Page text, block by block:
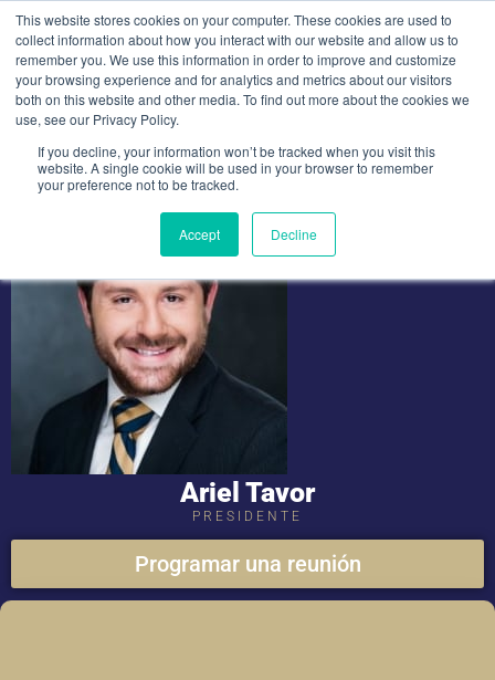
This website stores cookies on your computer. These cookies are used to
collect information about how you interact with our website and allow us to
remember you. We use this information in order to improve and customize
your browsing experience and for analytics and metrics about our visitors
both on this website and other media. To find out more about the cookies we
use, see our Privacy Policy.
If you decline, your information won’t be tracked when you visit this
website. A single cookie will be used in your browser to remember
your preference not to be tracked.
Accept Decline
contenido
Ariel Tavor
PRESIDENTE
Programar una reunión